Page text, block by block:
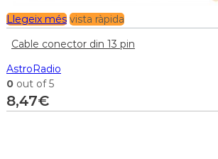
Llegeix més vista ràpida
Cable conector din 13 pin
AstroRadio
0 out of 5
8,47€